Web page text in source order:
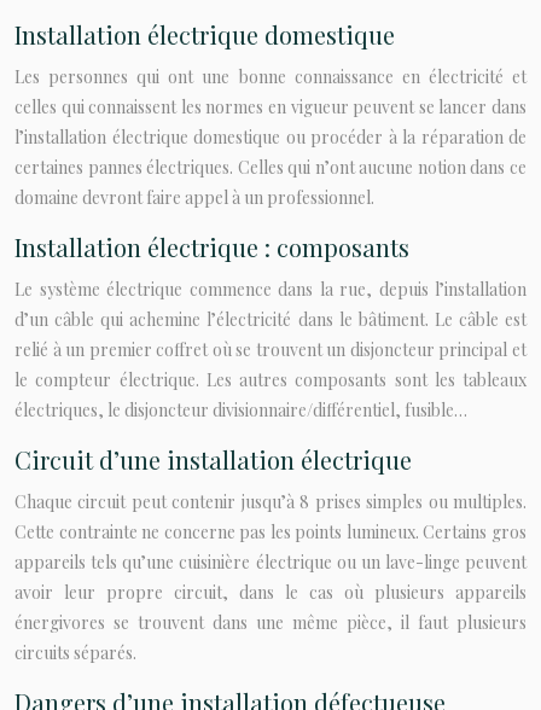
Installation électrique domestique
Les personnes qui ont une bonne connaissance en électricité et
celles qui connaissent les normes en vigueur peuvent se lancer dans
l’installation électrique domestique ou procéder à la réparation de
certaines pannes électriques. Celles qui n’ont aucune notion dans ce
domaine devront faire appel à un professionnel.
Installation électrique : composants
Le système électrique commence dans la rue, depuis l’installation
d’un câble qui achemine l’électricité dans le bâtiment. Le câble est
relié à un premier coffret où se trouvent un disjoncteur principal et
le compteur électrique. Les autres composants sont les tableaux
électriques, le disjoncteur divisionnaire/différentiel, fusible…
Circuit d’une installation électrique
Chaque circuit peut contenir jusqu’à 8 prises simples ou multiples.
Cette contrainte ne concerne pas les points lumineux. Certains gros
appareils tels qu’une cuisinière électrique ou un lave-linge peuvent
avoir leur propre circuit, dans le cas où plusieurs appareils
énergivores se trouvent dans une même pièce, il faut plusieurs
circuits séparés.
Dangers d’une installation défectueuse